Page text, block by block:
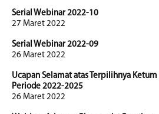
Serial Webinar 2022-10
27 Maret 2022
Serial Webinar 2022-09
26 Maret 2022
Ucapan Selamat atas Terpilihnya Ketum
Periode 2022-2025
26 Maret 2022